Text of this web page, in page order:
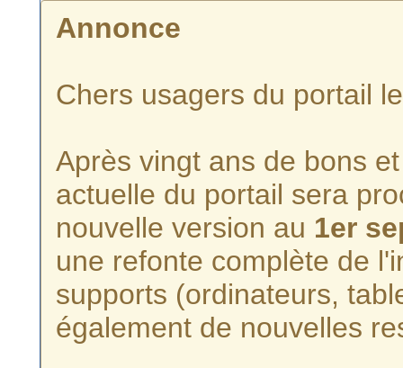
Annonce
Chers usagers du portail
Après vingt ans de bons
actuelle du portail sera
nouvelle version au 1er
une refonte complète de
supports (ordinateurs,
également de nouvelles